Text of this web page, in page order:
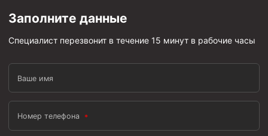
Заполните данные
Специалист перезвонит в течение 15 минут в рабочие часы
Ваше имя
Номер телефона